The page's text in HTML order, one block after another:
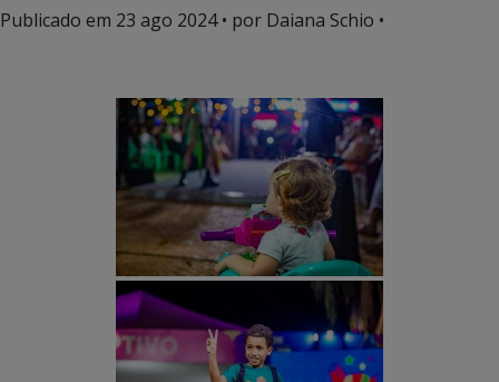
Publicado em 23 ago 2024• por Daiana Schio •